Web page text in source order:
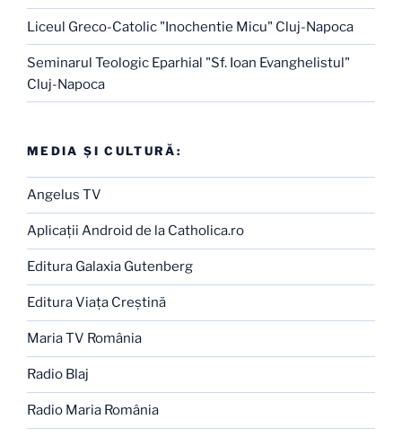
Liceul Greco-Catolic "Inochentie Micu" Cluj-Napoca
Seminarul Teologic Eparhial "Sf. Ioan Evanghelistul"
Cluj-Napoca
MEDIA ŞI CULTURĂ:
Angelus TV
Aplicaţii Android de la Catholica.ro
Editura Galaxia Gutenberg
Editura Viaţa Creştină
Maria TV România
Radio Blaj
Radio Maria România